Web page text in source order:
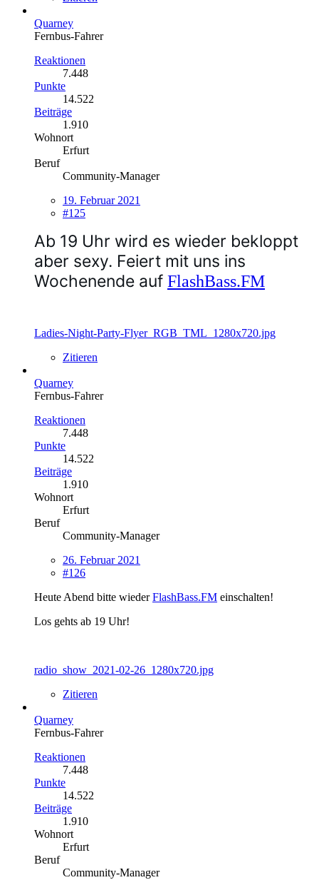
Quarney
Fernbus-Fahrer
Reaktionen
7.448
Punkte
14.522
Beiträge
1.910
Wohnort
Erfurt
Beruf
Community-Manager
19. Februar 2021
#125
Ab 19 Uhr wird es wieder bekloppt
aber sexy. Feiert mit uns ins
Wochenende auf FlashBass.FM
Ladies-Night-Party-Flyer_RGB_TML_1280x720.jpg
Zitieren
Quarney
Fernbus-Fahrer
Reaktionen
7.448
Punkte
14.522
Beiträge
1.910
Wohnort
Erfurt
Beruf
Community-Manager
26. Februar 2021
#126
Heute Abend bitte wiederFlashBass.FM einschalten!
Los gehts ab 19 Uhr!
radio_show_2021-02-26_1280x720.jpg
Zitieren
Quarney
Fernbus-Fahrer
Reaktionen
7.448
Punkte
14.522
Beiträge
1.910
Wohnort
Erfurt
Beruf
Community-Manager